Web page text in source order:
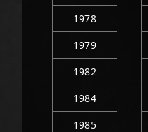
1978
1979
1982
1984
1985